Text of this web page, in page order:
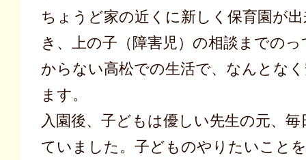
ちょうど家の近くに新しく保育園が
き、上の子（障害児）の相談までの
からない高松での生活で、なんとな
ます。
入園後、子どもは優しい先生の元、
ていました。子どものやりたいこと